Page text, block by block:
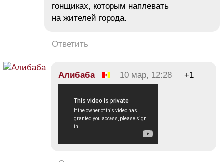
гонщиках, которым наплевать
на жителей города.
Ответить
Алибаба 10 мар, 12:28 +1